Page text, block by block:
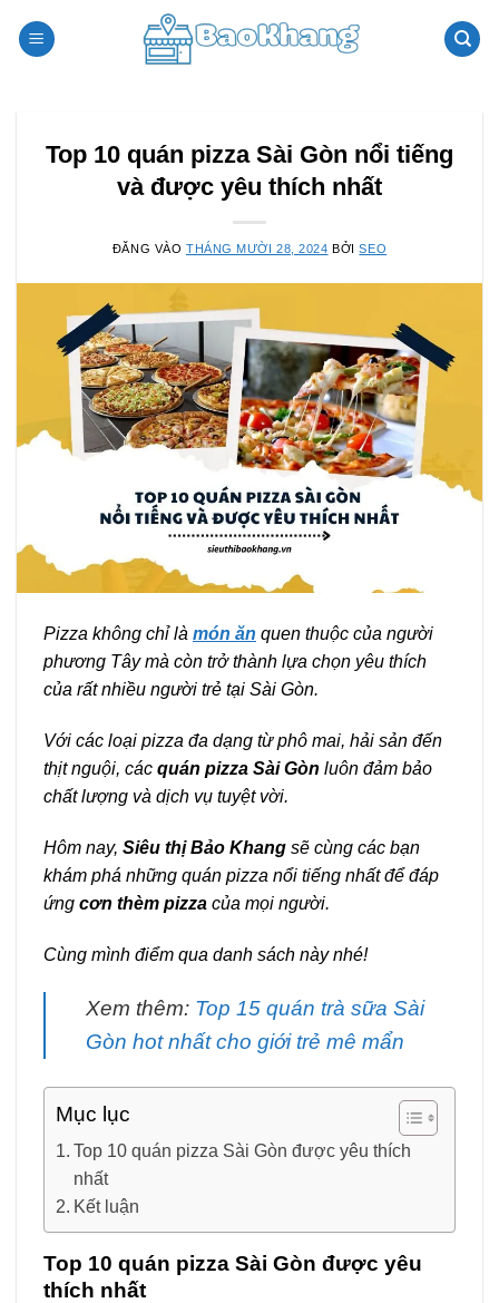
qua
Top 10 quán pizza Sài Gòn nổi tiếng
và được yêu thích nhất
ĐĂNG VÀO THÁNG MƯỜI 28, 2024 BỞISEO
Pizza không chỉ là món ăn quen thuộc của người
phương Tây mà còn trở thành lựa chọn yêu thích
của rất nhiều người trẻ tại Sài Gòn.
Với các loại pizza đa dạng từ phô mai, hải sản đến
thịt nguội, các quán pizza Sài Gòn luôn đảm bảo
chất lượng và dịch vụ tuyệt vời.
Hôm nay, Siêu thị Bảo Khang sẽ cùng các bạn
khám phá những quán pizza nổi tiếng nhất để đáp
ứng cơn thèm pizza của mọi người.
Cùng mình điểm qua danh sách này nhé!
Xem thêm: Top 15 quán trà sữa Sài
Gòn hot nhất cho giới trẻ mê mẩn
Mục lục
Top 10 quán pizza Sài Gòn được yêu thích
nhất
Kết luận
Top 10 quán pizza Sài Gòn được yêu
thích nhất